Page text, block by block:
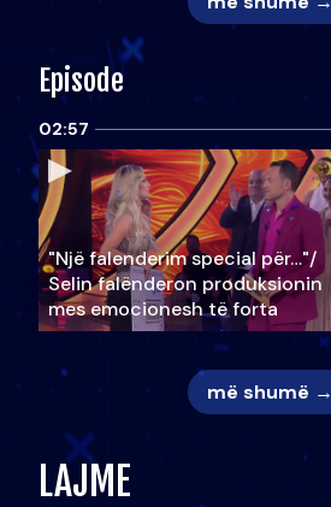
Episode
02:57
"Një falenderim special për…"/
Selin falënderon produksionin
mes emocionesh të forta
më shumë →
LAJME